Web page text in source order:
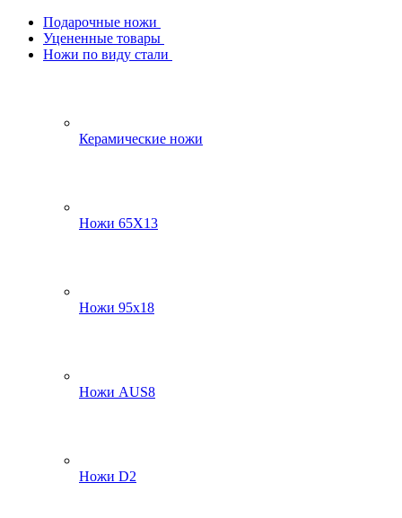
Подарочные ножи
Уцененные товары
Ножи по виду стали
Керамические ножи
Ножи 65Х13
Ножи 95х18
Ножи AUS8
Ножи D2